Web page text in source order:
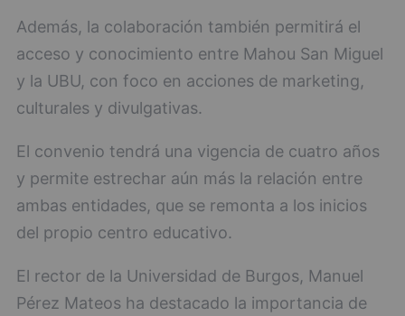
Además, la colaboración también permitirá el
acceso y conocimiento entre Mahou San Miguel
y la UBU, con foco en acciones de marketing,
culturales y divulgativas.
El convenio tendrá una vigencia de cuatro años
y permite estrechar aún más la relación entre
ambas entidades, que se remonta a los inicios
del propio centro educativo.
El rector de la Universidad de Burgos, Manuel
Pérez Mateos ha destacado la importancia de